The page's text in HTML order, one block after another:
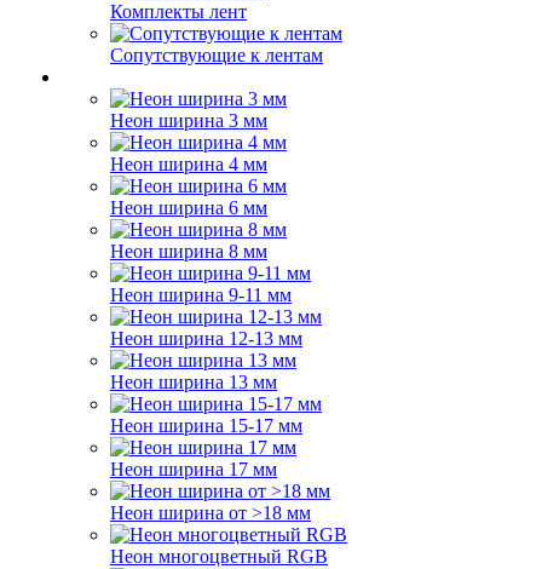
Комплекты лент
Сопутствующие к лентам
Неон ширина 3 мм
Неон ширина 4 мм
Неон ширина 6 мм
Неон ширина 8 мм
Неон ширина 9-11 мм
Неон ширина 12-13 мм
Неон ширина 13 мм
Неон ширина 15-17 мм
Неон ширина 17 мм
Неон ширина от >18 мм
Неон многоцветный RGB